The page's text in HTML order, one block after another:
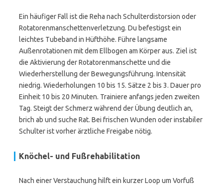
Ein häufiger Fall ist die Reha nach Schulterdistorsion oder
Rotatorenmanschettenverletzung. Du befestigst ein
leichtes Tubeband in Hüfthöhe. Führe langsame
Außenrotationen mit dem Ellbogen am Körper aus. Ziel ist
die Aktivierung der Rotatorenmanschette und die
Wiederherstellung der Bewegungsführung. Intensität
niedrig. Wiederholungen 10 bis 15. Sätze 2 bis 3. Dauer pro
Einheit 10 bis 20 Minuten. Trainiere anfangs jeden zweiten
Tag. Steigt der Schmerz während der Übung deutlich an,
brich ab und suche Rat. Bei frischen Wunden oder instabiler
Schulter ist vorher ärztliche Freigabe nötig.
Knöchel- und Fußrehabilitation
Nach einer Verstauchung hilft ein kurzer Loop um Vorfuß